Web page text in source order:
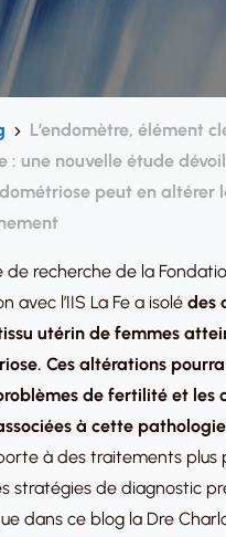
L’endomètre, élément
: une nouvelle étude
peut en altérer
de recherche de la
avec l’IIS La Fe a isolé des
utérin de femmes
Ces altérations
de fertilité et les
à cette pathologie
à des traitements plus
stratégies de diagnostic
dans ce blog la Dre